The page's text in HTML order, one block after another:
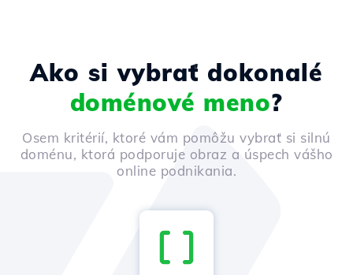
Ako si vybrať dokonalé
doménové meno?
Osem kritérií, ktoré vám pomôžu vybrať si silnú
doménu, ktorá podporuje obraz a úspech vášho
online podnikania.